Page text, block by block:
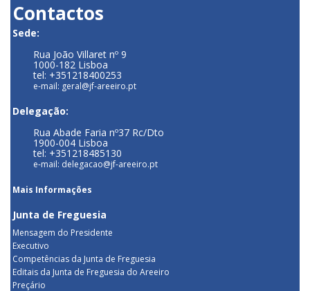
Contactos
Sede:
Rua João Villaret nº 9
1000-182 Lisboa
tel: +351218400253
e-mail: geral@jf-areeiro.pt
Delegação:
Rua Abade Faria nº37 Rc/Dto
1900-004 Lisboa
tel: +351218485130
e-mail: delegacao@jf-areeiro.pt
Mais Informações
Junta de Freguesia
Mensagem do Presidente
Executivo
Competências da Junta de Freguesia
Editais da Junta de Freguesia do Areeiro
Preçário